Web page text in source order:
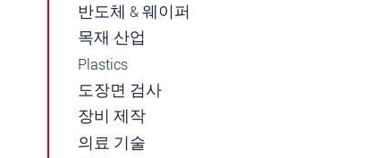
반도체 & 웨이퍼
목재 산업
Plastics
도장면 검사
장비 제작
의료 기술